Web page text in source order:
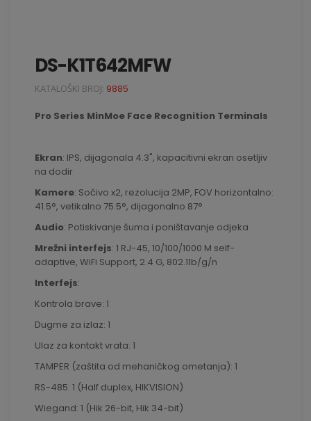
DS-K1T642MFW
KATALOŠKI BROJ: 9885
Pro Series MinMoe Face Recognition Terminals
Ekran: IPS, dijagonala 4.3", kapacitivni ekran osetljiv
na dodir
Kamere: Sočivo x2, rezolucija 2MP, FOV horizontalno:
41.5°, vetikalno 75.5°, dijagonalno 87°
Audio: Potiskivanje šuma i poništavanje odjeka
Mrežni interfejs: 1 RJ-45, 10/100/1000 M self-
adaptive, WiFi Support, 2.4 G, 802.11b/g/n
Interfejs:
Kontrola brave: 1
Dugme za izlaz: 1
Ulaz za kontakt vrata: 1
TAMPER (zaštita od mehaničkog ometanja): 1
RS-485: 1 (Half duplex, HIKVISION)
Wiegand: 1 (Hik 26-bit, Hik 34-bit)